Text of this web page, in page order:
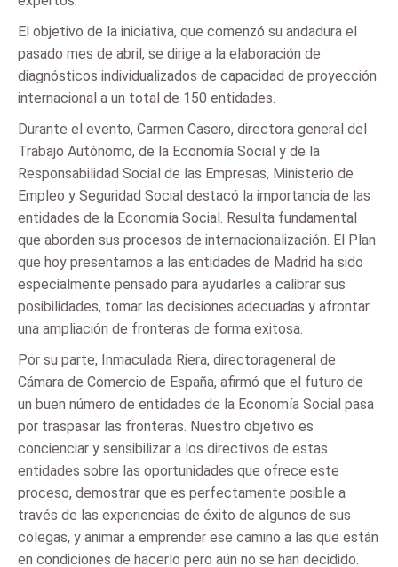
El objetivo de la iniciativa, que comenzó su andadura el
pasado mes de abril, se dirige a la elaboración de
diagnósticos individualizados de capacidad de proyección
internacional a un total de 150 entidades.
Durante el evento, Carmen Casero, directora general del
Trabajo Autónomo, de la Economía Social y de la
Responsabilidad Social de las Empresas, Ministerio de
Empleo y Seguridad Social destacó la importancia de las
entidades de la Economía Social. Resulta fundamental
que aborden sus procesos de internacionalización. El Plan
que hoy presentamos a las entidades de Madrid ha sido
especialmente pensado para ayudarles a calibrar sus
posibilidades, tomar las decisiones adecuadas y afrontar
una ampliación de fronteras de forma exitosa.
Por su parte, Inmaculada Riera, directorageneral de
Cámara de Comercio de España, afirmó que el futuro de
un buen número de entidades de la Economía Social pasa
por traspasar las fronteras. Nuestro objetivo es
concienciar y sensibilizar a los directivos de estas
entidades sobre las oportunidades que ofrece este
proceso, demostrar que es perfectamente posible a
través de las experiencias de éxito de algunos de sus
colegas, y animar a emprender ese camino a las que están
en condiciones de hacerlo pero aún no se han decidido.